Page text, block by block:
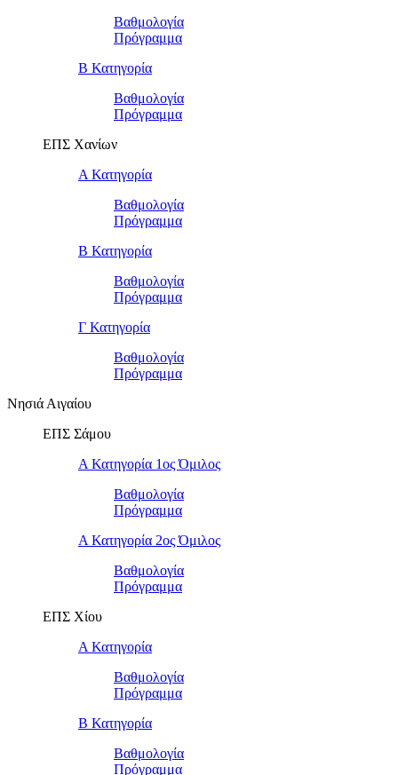
Βαθμολογία
Πρόγραμμα
Β Κατηγορία
Βαθμολογία
Πρόγραμμα
ΕΠΣ Χανίων
Α Κατηγορία
Βαθμολογία
Πρόγραμμα
Β Κατηγορία
Βαθμολογία
Πρόγραμμα
Γ Κατηγορία
Βαθμολογία
Πρόγραμμα
Νησιά Αιγαίου
ΕΠΣ Σάμου
Α Κατηγορία 1ος Όμιλος
Βαθμολογία
Πρόγραμμα
Α Κατηγορία 2ος Όμιλος
Βαθμολογία
Πρόγραμμα
ΕΠΣ Χίου
Α Κατηγορία
Βαθμολογία
Πρόγραμμα
Β Κατηγορία
Βαθμολογία
Πρόγραμμα